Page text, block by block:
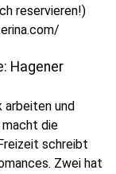
reservieren!)
Audio anhören
Hagener
arbeiten und
die
schreibt
Zwei hat